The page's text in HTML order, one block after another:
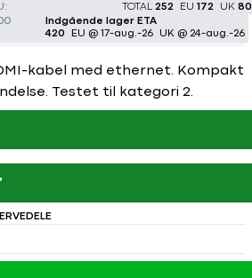
TOTAL 252 EU 172 UK 80
Indgående lager ETA
420
EU @ 17-aug.-26 UK @ 24-aug.-26
kabel med ethernet. Kompakt
Testet til kategori 2.